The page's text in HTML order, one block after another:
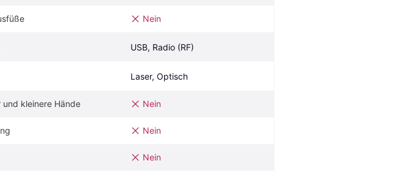
Nein
USB, Radio (RF)
Laser, Optisch
und kleinere Hände Nein
Nein
Nein